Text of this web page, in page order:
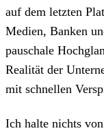
auf dem letzten
Medien, Banken
pauschale
Realität der
mit schnellen
Ich halte nichts